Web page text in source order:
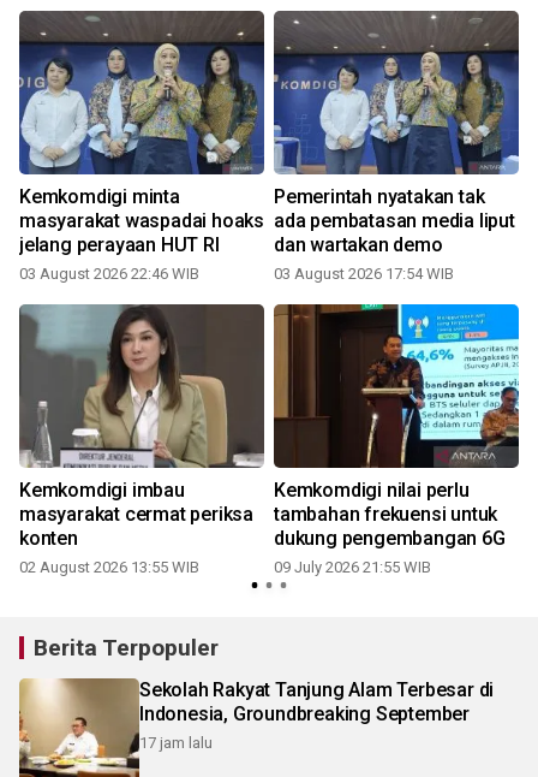
Kemkomdigi minta
masyarakat waspadai hoaks
jelang perayaan HUT RI
03 August 2026 22:46 WIB
Pemerintah nyatakan tak
ada pembatasan media liput
dan wartakan demo
03 August 2026 17:54 WIB
Kemkomdigi imbau
masyarakat cermat periksa
konten
02 August 2026 13:55 WIB
Kemkomdigi nilai perlu
tambahan frekuensi untuk
dukung pengembangan 6G
09 July 2026 21:55 WIB
Berita Terpopuler
Sekolah Rakyat Tanjung Alam Terbesar di
Indonesia, Groundbreaking September
17 jam lalu